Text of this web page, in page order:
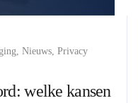
, Nieuws, Privacy
welke kansen